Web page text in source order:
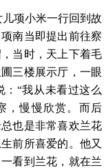
项小米一行回到故
南当即提出前往察
当时，天上下着毛
三楼展示厅，一眼
“我从未看过这么
，慢慢欣赏。而后
也是非常喜欢兰花
前所喜爱的。他又
看到兰花，就在兰